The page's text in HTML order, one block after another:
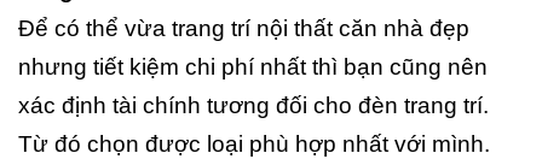
Để có thể vừa trang trí nội thất căn nhà đẹp
nhưng tiết kiệm chi phí nhất thì bạn cũng nên
xác định tài chính tương đối cho đèn trang trí.
Từ đó chọn được loại phù hợp nhất với mình.